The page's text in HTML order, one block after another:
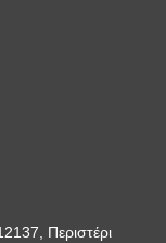
Περιστέρι